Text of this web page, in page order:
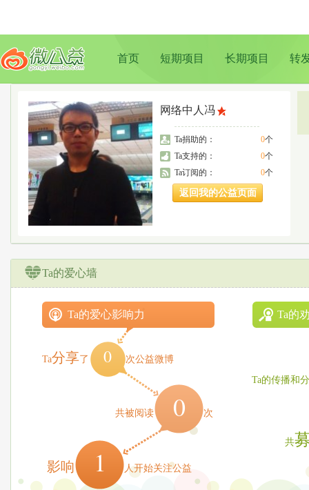
首页 短期项目 长期项目 转
网络中人冯
0个
Ta捐助的：
0个
Ta支持的：
0个
Ta订阅的：
返回我的公益页面
Ta的爱心墙
Ta的爱心影响力
Ta分享了 0 次公益微博
共被阅读 0 次
影响 1 人开始关注公益
Ta的
Ta的传播和
共